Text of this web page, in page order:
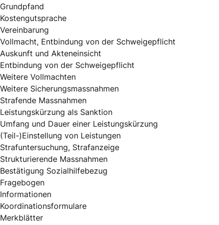
Grundpfand
Kostengutsprache
Vereinbarung
Vollmacht, Entbindung von der Schweigepflicht
Auskunft und Akteneinsicht
Entbindung von der Schweigepflicht
Weitere Vollmachten
Weitere Sicherungsmassnahmen
Strafende Massnahmen
Leistungskürzung als Sanktion
Umfang und Dauer einer Leistungskürzung
(Teil-)Einstellung von Leistungen
Strafuntersuchung, Strafanzeige
Strukturierende Massnahmen
Bestätigung Sozialhilfebezug
Fragebogen
Informationen
Koordinationsformulare
Merkblätter